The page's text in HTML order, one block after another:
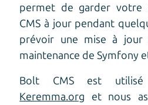
permet de garder votre
CMS à jour pendant
prévoir une mise à
maintenance de Symfony
Bolt CMS est
Keremma.org et nous